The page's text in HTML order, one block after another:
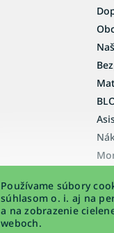
Používame súbory
súhlasom o. i. aj na
a na zobrazenie
weboch.